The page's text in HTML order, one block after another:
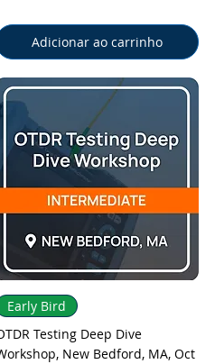
Adicionar ao carrinho
Visualização rápida
Early Bird
Testing Deep Dive
New Bedford, MA, Oct